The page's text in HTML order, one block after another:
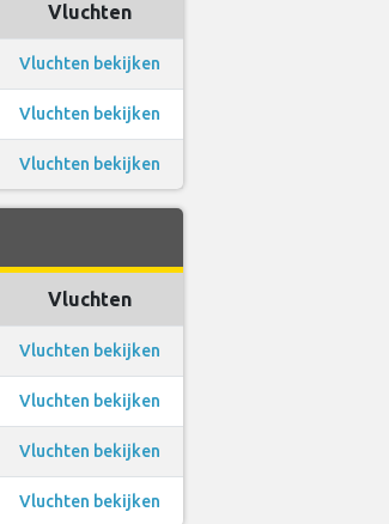
Vluchten
Vluchten bekijken
Vluchten bekijken
Vluchten bekijken
Vluchten
Vluchten bekijken
Vluchten bekijken
Vluchten bekijken
Vluchten bekijken